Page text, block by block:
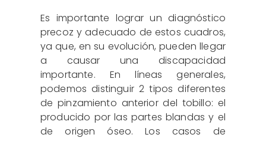
Es importante lograr un diagnóstico
precoz y adecuado de estos cuadros,
ya que, en su evolución, pueden llegar
a causar una discapacidad
importante. En líneas generales,
podemos distinguir 2 tipos diferentes
de pinzamiento anterior del tobillo: el
producido por las partes blandas y el
de origen óseo. Los casos de